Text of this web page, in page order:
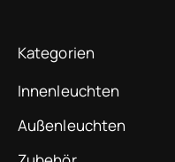
Kategorien
Innenleuchten
Außenleuchten